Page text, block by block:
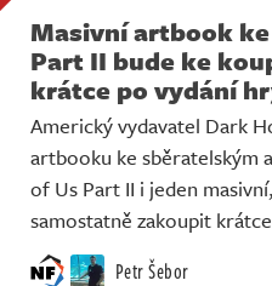
Masivní artbook
Part II bude ke
krátce po vydání
Americký vydavatel Dark
artbooku ke sběratelským
of Us Part II i jeden
samostatně zakoupit
Petr Šebor